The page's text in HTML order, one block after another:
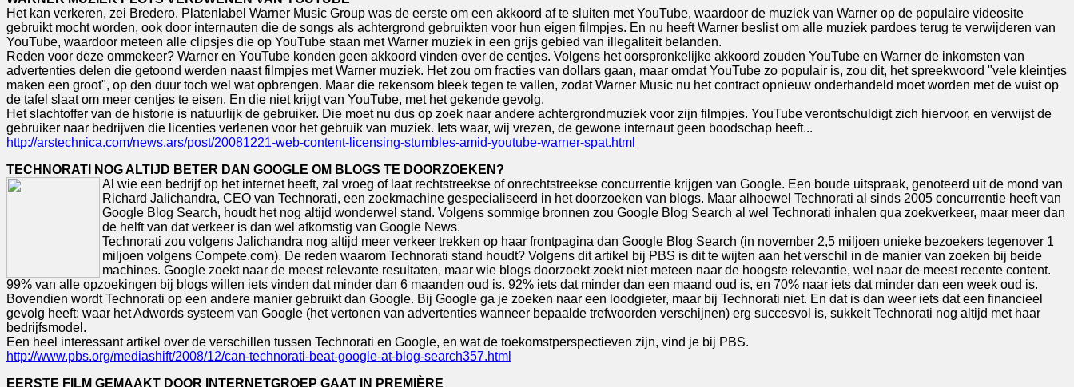
Het kan verkeren, zei Bredero. Platenlabel Warner Music Group was de eerste om een akkoord af te sluiten met YouTube, waardoor de muziek van Warner op de populaire videosite
gebruikt mocht worden, ook door internauten die de songs als achtergrond gebruikten voor hun eigen filmpjes. En nu heeft Warner beslist om alle muziek pardoes terug te verwijderen van
YouTube, waardoor meteen alle clipsjes die op YouTube staan met Warner muziek in een grijs gebied van illegaliteit belanden.
Reden voor deze ommekeer? Warner en YouTube konden geen akkoord vinden over de centjes. Volgens het oorspronkelijke akkoord zouden YouTube en Warner de inkomsten van
advertenties delen die getoond werden naast filmpjes met Warner muziek. Het zou om fracties van dollars gaan, maar omdat YouTube zo populair is, zou dit, het spreekwoord "vele kleintjes
maken een groot", op den duur toch wel wat opbrengen. Maar die rekensom bleek tegen te vallen, zodat Warner Music nu het contract opnieuw onderhandeld moet worden met de vuist op
de tafel slaat om meer centjes te eisen. En die niet krijgt van YouTube, met het gekende gevolg.
Het slachtoffer van de historie is natuurlijk de gebruiker. Die moet nu dus op zoek naar andere achtergrondmuziek voor zijn filmpjes. YouTube verontschuldigt zich hiervoor, en verwijst de
gebruiker naar bedrijven die licenties verlenen voor het gebruik van muziek. Iets waar, wij vrezen, de gewone internaut geen boodschap heeft...
http://arstechnica.com/news.ars/post/20081221-web-content-licensing-stumbles-amid-youtube-warner-spat.html
TECHNORATI NOG ALTIJD BETER DAN GOOGLE OM BLOGS TE DOORZOEKEN?
Al wie een bedrijf op het internet heeft, zal vroeg of laat rechtstreekse of onrechtstreekse concurrentie krijgen van Google. Een boude uitspraak, genoteerd uit de mond van
Richard Jalichandra, CEO van Technorati, een zoekmachine gespecialiseerd in het doorzoeken van blogs. Maar alhoewel Technorati al sinds 2005 concurrentie heeft van
Google Blog Search, houdt het nog altijd wonderwel stand. Volgens sommige bronnen zou Google Blog Search al wel Technorati inhalen qua zoekverkeer, maar meer dan
de helft van dat verkeer is dan wel afkomstig van Google News.
Technorati zou volgens Jalichandra nog altijd meer verkeer trekken op haar frontpagina dan Google Blog Search (in november 2,5 miljoen unieke bezoekers tegenover 1
miljoen volgens Compete.com). De reden waarom Technorati stand houdt? Volgens dit artikel bij PBS is dit te wijten aan het verschil in de manier van zoeken bij beide
machines. Google zoekt naar de meest relevante resultaten, maar wie blogs doorzoekt zoekt niet meteen naar de hoogste relevantie, wel naar de meest recente content.
99% van alle opzoekingen bij blogs willen iets vinden dat minder dan 6 maanden oud is. 92% iets dat minder dan een maand oud is, en 70% naar iets dat minder dan een week oud is.
Bovendien wordt Technorati op een andere manier gebruikt dan Google. Bij Google ga je zoeken naar een loodgieter, maar bij Technorati niet. En dat is dan weer iets dat een financieel
gevolg heeft: waar het Adwords systeem van Google (het vertonen van advertenties wanneer bepaalde trefwoorden verschijnen) erg succesvol is, sukkelt Technorati nog altijd met haar
bedrijfsmodel.
Een heel interessant artikel over de verschillen tussen Technorati en Google, en wat de toekomstperspectieven zijn, vind je bij PBS.
http://www.pbs.org/mediashift/2008/12/can-technorati-beat-google-at-blog-search357.html
EERSTE FILM GEMAAKT DOOR INTERNETGROEP GAAT IN PREMIÈRE